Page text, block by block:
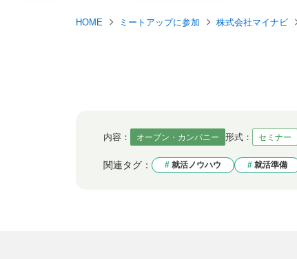
HOME ミートアップに参加 株式会社マイナビ
内容： オープン・カンパニー 形式： セミナー
関連タグ： 就活ノウハウ 就活準備